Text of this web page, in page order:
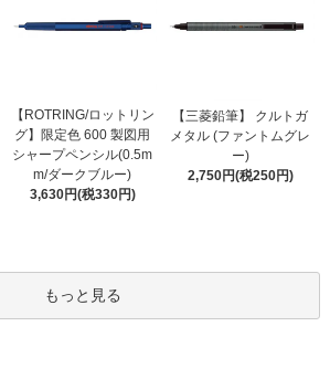
【ROTRING/ロットリン
グ】限定色 600 製図用
シャープペンシル(0.5m
m/ダークブルー)
3,630円(税330円)
【三菱鉛筆】 クルトガ
メタル (ファントムグレ
ー)
2,750円(税250円)
もっと見る